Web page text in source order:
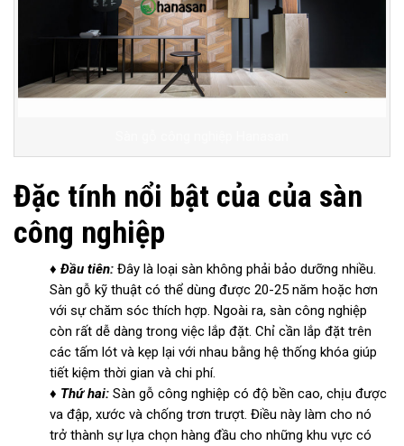
Đặc tính nổi bật của của sàn
công nghiệp
♦ Đầu tiên: Đây là loại sàn không phải bảo dưỡng nhiều.
Sàn gỗ kỹ thuật có thể dùng được 20-25 năm hoặc hơn
với sự chăm sóc thích hợp. Ngoài ra, sàn công nghiệp
còn rất dễ dàng trong việc lắp đặt. Chỉ cần lắp đặt trên
các tấm lót và kẹp lại với nhau bằng hệ thống khóa giúp
tiết kiệm thời gian và chi phí.
♦ Thứ hai: Sàn gỗ công nghiệp có độ bền cao, chịu được
va đập, xước và chống trơn trượt. Điều này làm cho nó
trở thành sự lựa chọn hàng đầu cho những khu vực có